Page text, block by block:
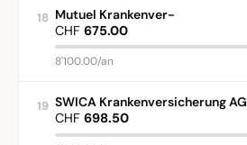
18 Mutuel Krankenver-
CHF 675.00
8'100.00/an
19 SWICA Krankenversicherung AG
CHF 698.50